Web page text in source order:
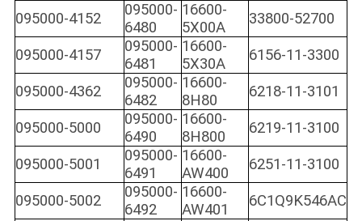
095000-4152
095000-
6480
16600-
5X00A
33800-52700
095000-4157
095000-
6481
16600-
5X30A
6156-11-3300
095000-4362
095000-
6482
16600-
8H80
6218-11-3101
095000-5000
095000-
6490
16600-
8H800
6219-11-3100
095000-5001
095000-
6491
16600-
AW400
6251-11-3100
095000-5002
095000-
6492
16600-
AW401
6C1Q9K546AC